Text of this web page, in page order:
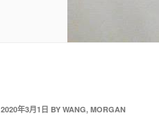
2020年3月1日 BY WANG, MORGAN